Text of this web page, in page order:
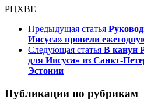
РЦХВЕ
Предыдущая статья
Иисуса» провели
Следующая статья В канун
для Иисуса» из Санкт-
Эстонии
Публикации по рубрикам